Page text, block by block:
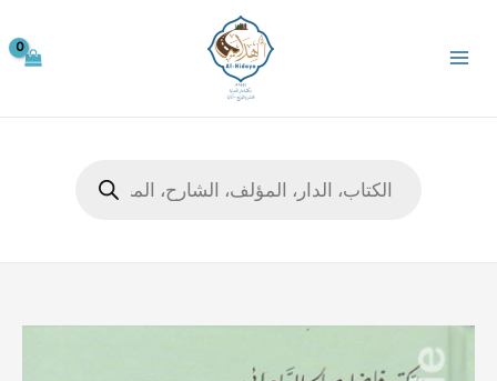
المحتوى
لمسات